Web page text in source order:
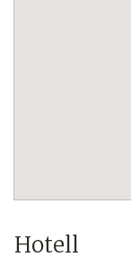
Hotell